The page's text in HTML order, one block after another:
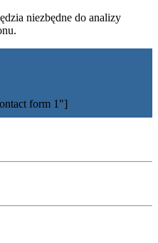
niezbędne do analizy
form 1"]